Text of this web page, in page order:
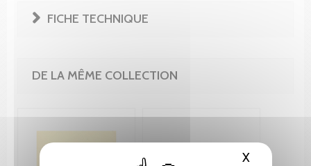
XMasquer
FICHE TECHNIQUE
DE LA MÊME COLLECTION